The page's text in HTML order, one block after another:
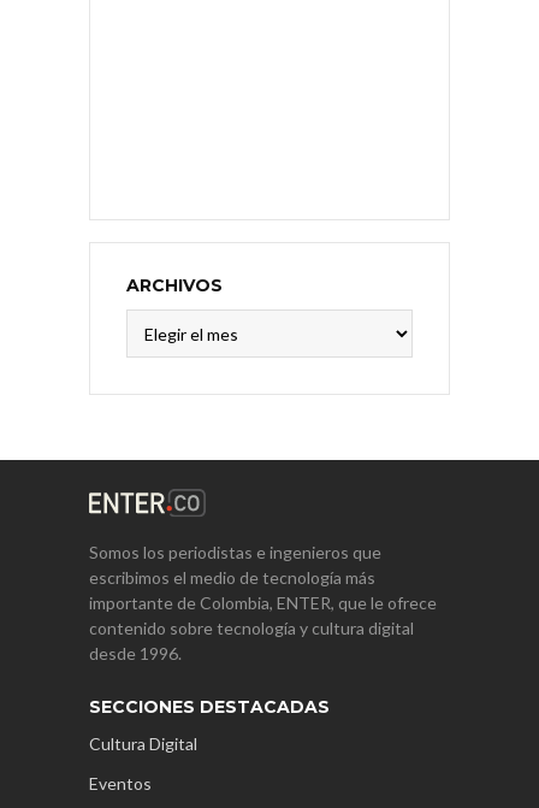
ARCHIVOS
Somos los periodistas e ingenieros que
escribimos el medio de tecnología más
importante de Colombia, ENTER, que le ofrece
contenido sobre tecnología y cultura digital
desde 1996.
SECCIONES DESTACADAS
Cultura Digital
Eventos